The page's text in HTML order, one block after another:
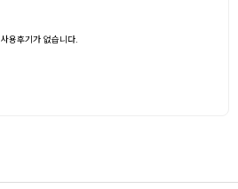
사용후기가 없습니다.